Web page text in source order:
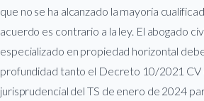
que no se ha alcanzado la mayoría
acuerdo es contrario a la ley. El abogado
especializado en propiedad horizontal
profundidad tanto el Decreto 10/2021 CV
jurisprudencial del TS de enero de 2024